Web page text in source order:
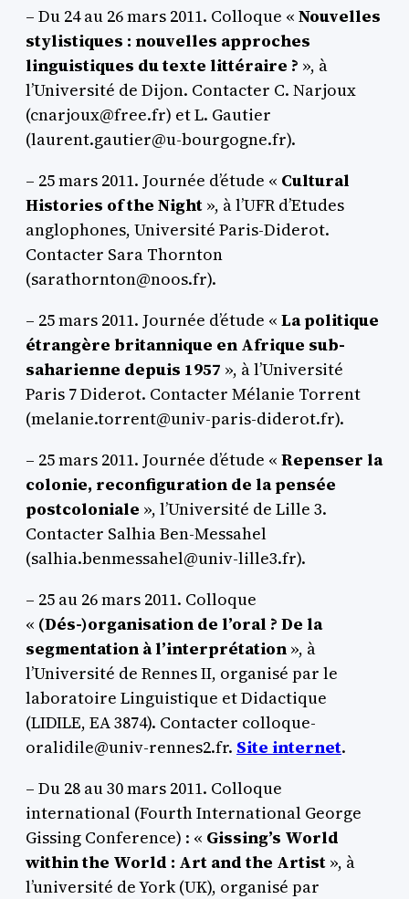
– Du 24 au 26 mars 2011. Colloque « Nouvelles
stylistiques : nouvelles approches
linguistiques du texte littéraire ? », à
l’Université de Dijon. Contacter C. Narjoux
(cnarjoux@free.fr) et L. Gautier
(laurent.gautier@u-bourgogne.fr).
– 25 mars 2011. Journée d’étude « Cultural
Histories of the Night », à l’UFR d’Etudes
anglophones, Université Paris-Diderot.
Contacter Sara Thornton
(sarathornton@noos.fr).
– 25 mars 2011. Journée d’étude « La politique
étrangère britannique en Afrique sub-
saharienne depuis 1957 », à l’Université
Paris 7 Diderot. Contacter Mélanie Torrent
(melanie.torrent@univ-paris-diderot.fr).
– 25 mars 2011. Journée d’étude « Repenser la
colonie, reconfiguration de la pensée
postcoloniale », l’Université de Lille 3.
Contacter Salhia Ben-Messahel
(salhia.benmessahel@univ-lille3.fr).
– 25 au 26 mars 2011. Colloque
« (Dés-)organisation de l’oral ? De la
segmentation à l’interprétation », à
l’Université de Rennes II, organisé par le
laboratoire Linguistique et Didactique
(LIDILE, EA 3874). Contacter colloque-
oralidile@univ-rennes2.fr. Site internet.
– Du 28 au 30 mars 2011. Colloque
international (Fourth International George
Gissing Conference) : « Gissing’s World
within the World : Art and the Artist », à
l’université de York (UK), organisé par